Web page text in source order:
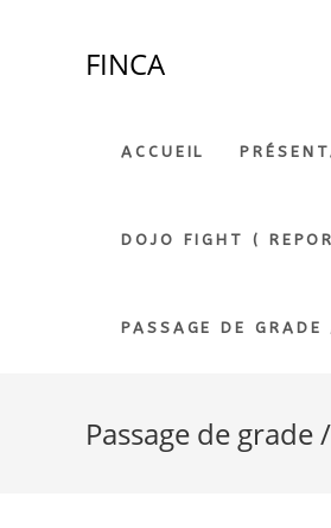
FINCA
ACCUEIL
DOJO FIGHT (
PASSAGE DE
Passage de